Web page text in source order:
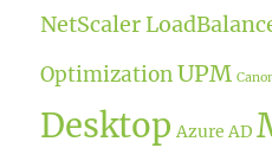
NetScaler
Optimization UPM
Desktop Azure AD